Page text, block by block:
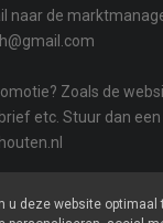
naar de
Zoals de
etc. Stuur dan
u deze website optimaal